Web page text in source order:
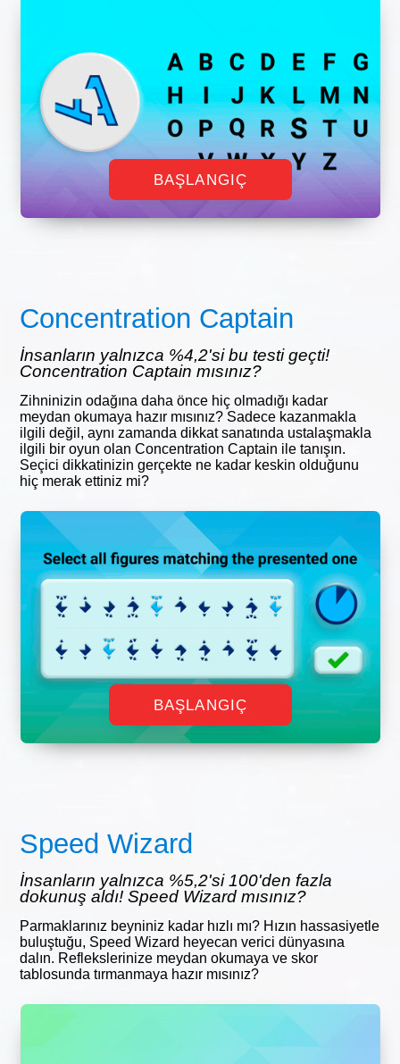
BAŞLANGIÇ
Concentration Captain
İnsanların yalnızca %4,2'si bu testi geçti!
Concentration Captain mısınız?
Zihninizin odağına daha önce hiç olmadığı kadar
meydan okumaya hazır mısınız? Sadece kazanmakla
ilgili değil, aynı zamanda dikkat sanatında ustalaşmakla
ilgili bir oyun olan Concentration Captain ile tanışın.
Seçici dikkatinizin gerçekte ne kadar keskin olduğunu
hiç merak ettiniz mi?
BAŞLANGIÇ
Speed Wizard
İnsanların yalnızca %5,2'si 100'den fazla
dokunuş aldı! Speed Wizard mısınız?
Parmaklarınız beyniniz kadar hızlı mı? Hızın hassasiyetle
buluştuğu, Speed Wizard heyecan verici dünyasına
dalın. Reflekslerinize meydan okumaya ve skor
tablosunda tırmanmaya hazır mısınız?